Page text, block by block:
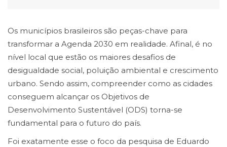
Os municípios brasileiros são peças-chave para
transformar a Agenda 2030 em realidade. Afinal, é no
nível local que estão os maiores desafios de
desigualdade social, poluição ambiental e crescimento
urbano. Sendo assim, compreender como as cidades
conseguem alcançar os Objetivos de
Desenvolvimento Sustentável (ODS) torna-se
fundamental para o futuro do país.
Foi exatamente esse o foco da pesquisa de Eduardo